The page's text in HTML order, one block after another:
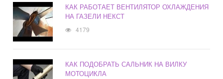
КАК РАБОТАЕТ ВЕНТИЛЯТОР ОХЛАЖДЕНИЯ
НА ГАЗЕЛИ НЕКСТ
4179
КАК ПОДОБРАТЬ САЛЬНИК НА ВИЛКУ
МОТОЦИКЛА